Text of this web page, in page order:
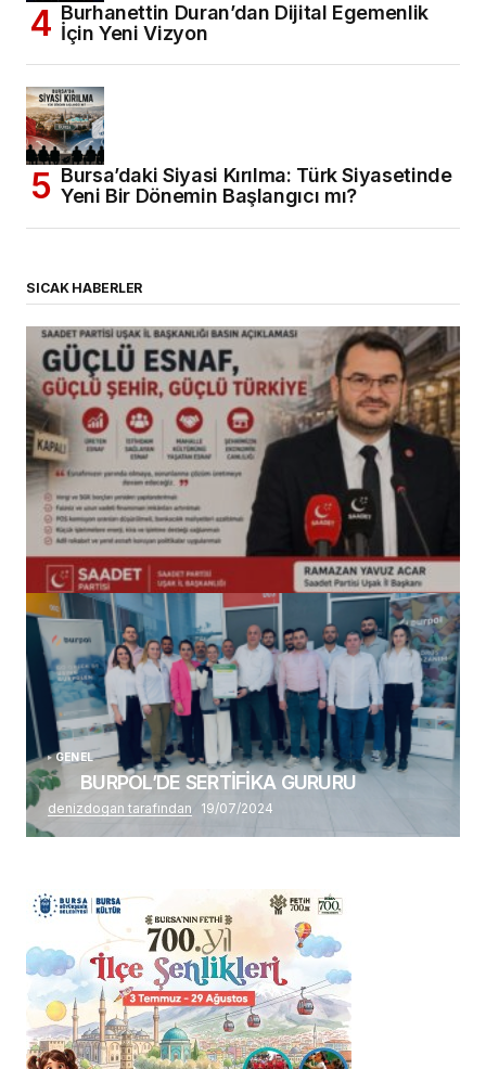
Burhanettin Duran’dan Dijital Egemenlik
İçin Yeni Vizyon
Bursa’daki Siyasi Kırılma: Türk Siyasetinde
Yeni Bir Dönemin Başlangıcı mı?
SICAK HABERLER
(başlıksız)
Alaattin Karahan tarafından 14/07/2026
GENEL
BURPOL’DE SERTİFİKA GURURU
denizdogan tarafından 19/07/2024